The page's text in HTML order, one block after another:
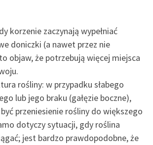
korzenie zaczynają wypełniać
doniczki (a nawet przez nie
objaw, że potrzebują więcej miejsca
rośliny: w przypadku słabego
lub jego braku (gałęzie boczne),
przeniesienie rośliny do większego
dotyczy sytuacji, gdy roślina
jest bardzo prawdopodobne, że